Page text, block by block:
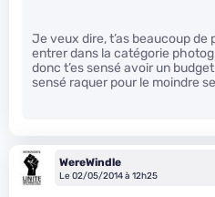
Je veux dire, t’as beaucoup de
entrer dans la catégorie
donc t’es sensé avoir un
sensé raquer pour le moindre
WereWindle
Le 02/05/2014 à 12h25